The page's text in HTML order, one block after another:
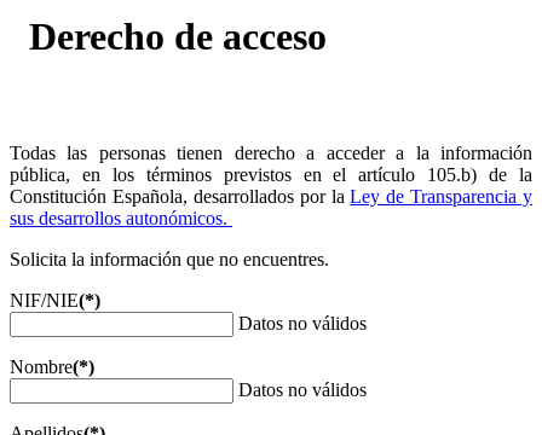
Derecho de acceso
Todas las personas tienen derecho a acceder a la información
pública, en los términos previstos en el artículo 105.b) de la
Constitución Española, desarrollados por laLey de Transparencia y
sus desarrollos autonómicos.
Solicita la información que no encuentres.
NIF/NIE(*)
Datos no válidos
Nombre(*)
Datos no válidos